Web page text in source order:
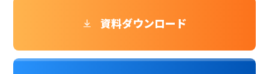
資料ダウンロード